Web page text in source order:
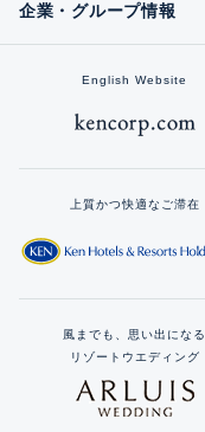
企業・グループ情報
English Website
上質かつ快適なご滞在
風までも、思い出になる
リゾートウエディング